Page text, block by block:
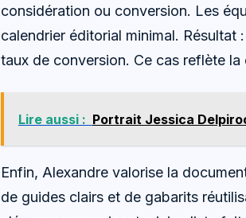
considération ou conversion. Les
calendrier éditorial minimal.
taux de conversion. Ce cas reflète
Lire aussi : Portrait Jessica
Enfin, Alexandre valorise la
de guides clairs et de gabarits